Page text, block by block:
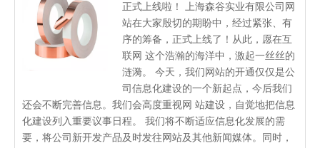
正式上线啦！ 上海森谷实业有限公司网
站在大家殷切的期盼中，经过紧张、有
序的筹备，正式上线了！从此，愿在互
联网 这个浩瀚的海洋中，激起一丝丝的
涟漪。 今天，我们网站的开通仅仅是公
司信息化建设的一个新起点，今后我们
还会不断完善信息。我们会高度重视网 站建设，自觉地把信息
化建设列入重要议事日程。 我们将不断适应信息化发展的需
要，将公司新开发产品及时发往网站及其他新闻媒体。同时，